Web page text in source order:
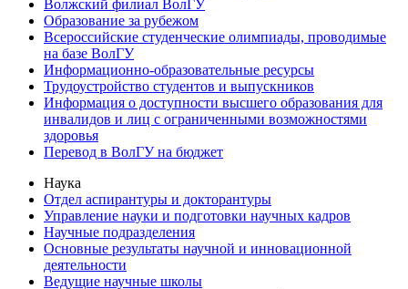
Волжский филиал ВолГУ
Образование за рубежом
Всероссийские студенческие олимпиады, проводимые
на базе ВолГУ
Информационно-образовательные ресурсы
Трудоустройство студентов и выпускников
Информация о доступности высшего образования для
инвалидов и лиц с ограниченными возможностями
здоровья
Перевод в ВолГУ на бюджет
Наука
Отдел аспирантуры и докторантуры
Управление науки и подготовки научных кадров
Научные подразделения
Основные результаты научной и инновационной
деятельности
Ведущие научные школы